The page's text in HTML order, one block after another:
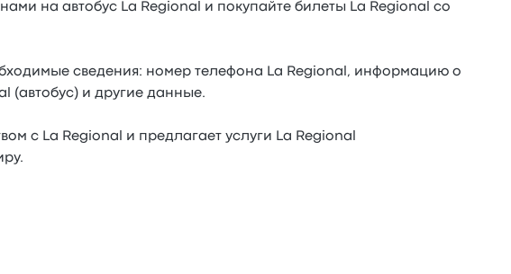
на автобус La Regional и покупайте билеты La Regional со
сведения: номер телефона La Regional, информацию о
(автобус) и другие данные.
с La Regional и предлагает услуги La Regional